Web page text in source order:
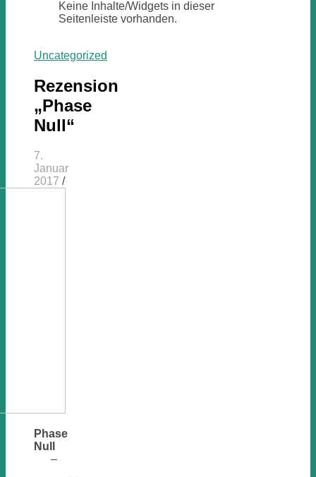
Keine Inhalte/Widgets in dieser
Seitenleiste vorhanden.
Uncategorized
Rezension
„Phase
Null“
7.
Januar
2017 /
Phase
Null
–